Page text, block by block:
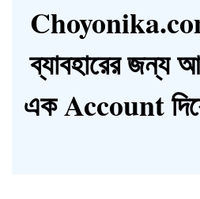
ব্যাবহারের
এক Account